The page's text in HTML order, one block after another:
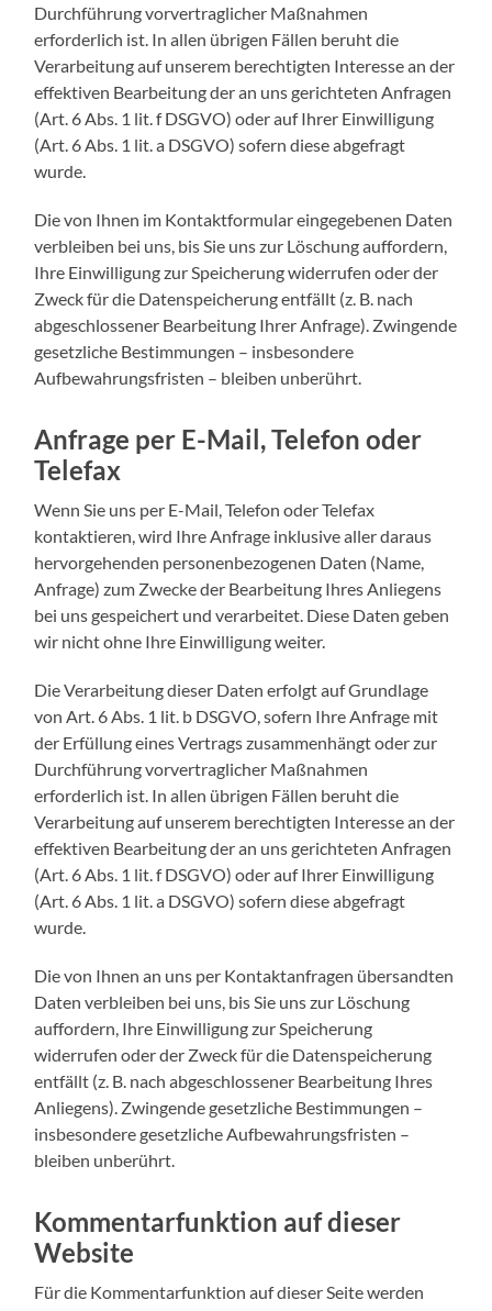
Durchführung vorvertraglicher Maßnahmen
erforderlich ist. In allen übrigen Fällen beruht die
Verarbeitung auf unserem berechtigten Interesse an der
effektiven Bearbeitung der an uns gerichteten Anfragen
(Art. 6 Abs. 1 lit. f DSGVO) oder auf Ihrer Einwilligung
(Art. 6 Abs. 1 lit. a DSGVO) sofern diese abgefragt
wurde.
Die von Ihnen im Kontaktformular eingegebenen Daten
verbleiben bei uns, bis Sie uns zur Löschung auffordern,
Ihre Einwilligung zur Speicherung widerrufen oder der
Zweck für die Datenspeicherung entfällt (z. B. nach
abgeschlossener Bearbeitung Ihrer Anfrage). Zwingende
gesetzliche Bestimmungen – insbesondere
Aufbewahrungsfristen – bleiben unberührt.
Anfrage per E-Mail, Telefon oder
Telefax
Wenn Sie uns per E-Mail, Telefon oder Telefax
kontaktieren, wird Ihre Anfrage inklusive aller daraus
hervorgehenden personenbezogenen Daten (Name,
Anfrage) zum Zwecke der Bearbeitung Ihres Anliegens
bei uns gespeichert und verarbeitet. Diese Daten geben
wir nicht ohne Ihre Einwilligung weiter.
Die Verarbeitung dieser Daten erfolgt auf Grundlage
von Art. 6 Abs. 1 lit. b DSGVO, sofern Ihre Anfrage mit
der Erfüllung eines Vertrags zusammenhängt oder zur
Durchführung vorvertraglicher Maßnahmen
erforderlich ist. In allen übrigen Fällen beruht die
Verarbeitung auf unserem berechtigten Interesse an der
effektiven Bearbeitung der an uns gerichteten Anfragen
(Art. 6 Abs. 1 lit. f DSGVO) oder auf Ihrer Einwilligung
(Art. 6 Abs. 1 lit. a DSGVO) sofern diese abgefragt
wurde.
Die von Ihnen an uns per Kontaktanfragen übersandten
Daten verbleiben bei uns, bis Sie uns zur Löschung
auffordern, Ihre Einwilligung zur Speicherung
widerrufen oder der Zweck für die Datenspeicherung
entfällt (z. B. nach abgeschlossener Bearbeitung Ihres
Anliegens). Zwingende gesetzliche Bestimmungen –
insbesondere gesetzliche Aufbewahrungsfristen –
bleiben unberührt.
Kommentar­funktion auf dieser
Website
Für die Kommentarfunktion auf dieser Seite werden